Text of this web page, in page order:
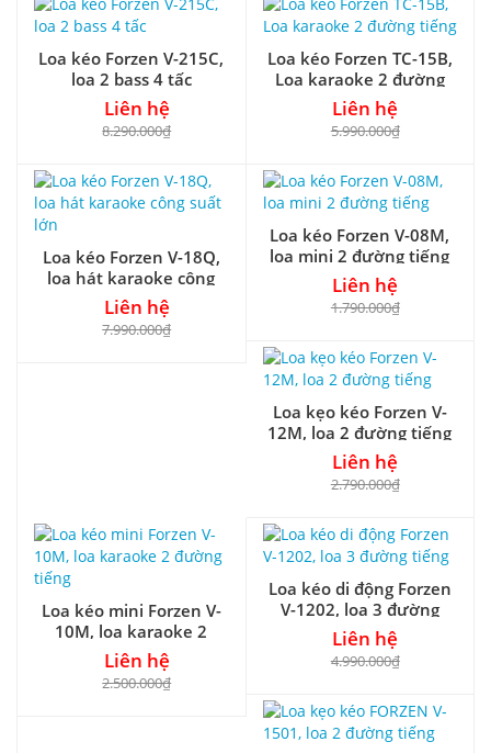
Loa kéo Forzen V-215C,
loa 2 bass 4 tấc
Liên hệ
8.290.000₫
Loa kéo Forzen TC-15B,
Loa karaoke 2 đường
tiếng
Liên hệ
5.990.000₫
Loa kéo Forzen V-18Q,
loa hát karaoke công
suất lớn
Liên hệ
7.990.000₫
Loa kéo Forzen V-08M,
loa mini 2 đường tiếng
Liên hệ
1.790.000₫
Loa kẹo kéo Forzen V-
12M, loa 2 đường tiếng
Liên hệ
2.790.000₫
Loa kéo mini Forzen V-
10M, loa karaoke 2
đường tiếng
Liên hệ
2.500.000₫
Loa kéo di động Forzen
V-1202, loa 3 đường
tiếng
Liên hệ
4.990.000₫